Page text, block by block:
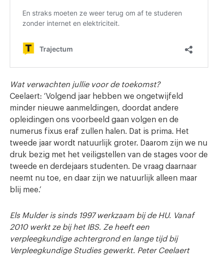
Wat verwachten jullie voor de toekomst?
Ceelaert: ‘Volgend jaar hebben we ongetwijfeld
minder nieuwe aanmeldingen, doordat andere
opleidingen ons voorbeeld gaan volgen en de
numerus fixus eraf zullen halen. Dat is prima. Het
tweede jaar wordt natuurlijk groter. Daarom zijn we nu
druk bezig met het veiligstellen van de stages voor de
tweede en derdejaars studenten. De vraag daarnaar
neemt nu toe, en daar zijn we natuurlijk alleen maar
blij mee.’
Els Mulder is sinds 1997 werkzaam bij de HU. Vanaf
2010 werkt ze bij het IBS. Ze heeft een
verpleegkundige achtergrond en lange tijd bij
Verpleegkundige Studies gewerkt. Peter Ceelaert